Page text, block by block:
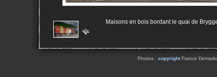
Maisons en bois bordant le quai de
Photos : copyrightFrance